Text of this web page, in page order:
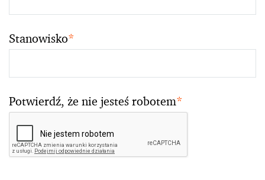
Stanowisko*
Potwierdź, że nie jesteś robotem*